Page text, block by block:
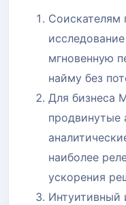
Соискателям
мгновенную
найму без
Для бизнеса
продвинутые
наиболее
ускорения
Интуитивный